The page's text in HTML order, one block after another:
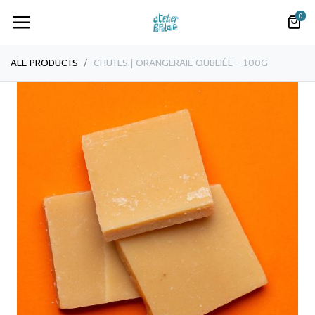
0
ALL PRODUCTS ​CHUTES | ORANGERAIE OUBLIÉE - 100G